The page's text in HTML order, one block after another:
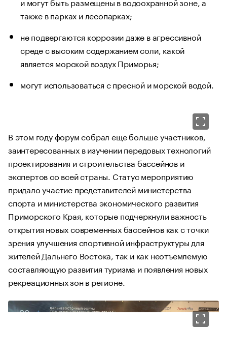
также в парках и лесопарках;
не подвергаются коррозии даже в агрессивной
среде с высоким содержанием соли, какой
является морской воздух Приморья;
могут использоваться с пресной и морской водой.
В этом году форум собрал еще больше участников,
заинтересованных в изучении передовых технологий
проектирования и строительства бассейнов и
экспертов со всей страны. Статус мероприятию
придало участие представителей министерства
спорта и министерства экономического развития
Приморского Края, которые подчеркнули важность
открытия новых современных бассейнов как с точки
зрения улучшения спортивной инфраструктуры для
жителей Дальнего Востока, так и как неотъемлемую
составляющую развития туризма и появления новых
рекреационных зон в регионе.